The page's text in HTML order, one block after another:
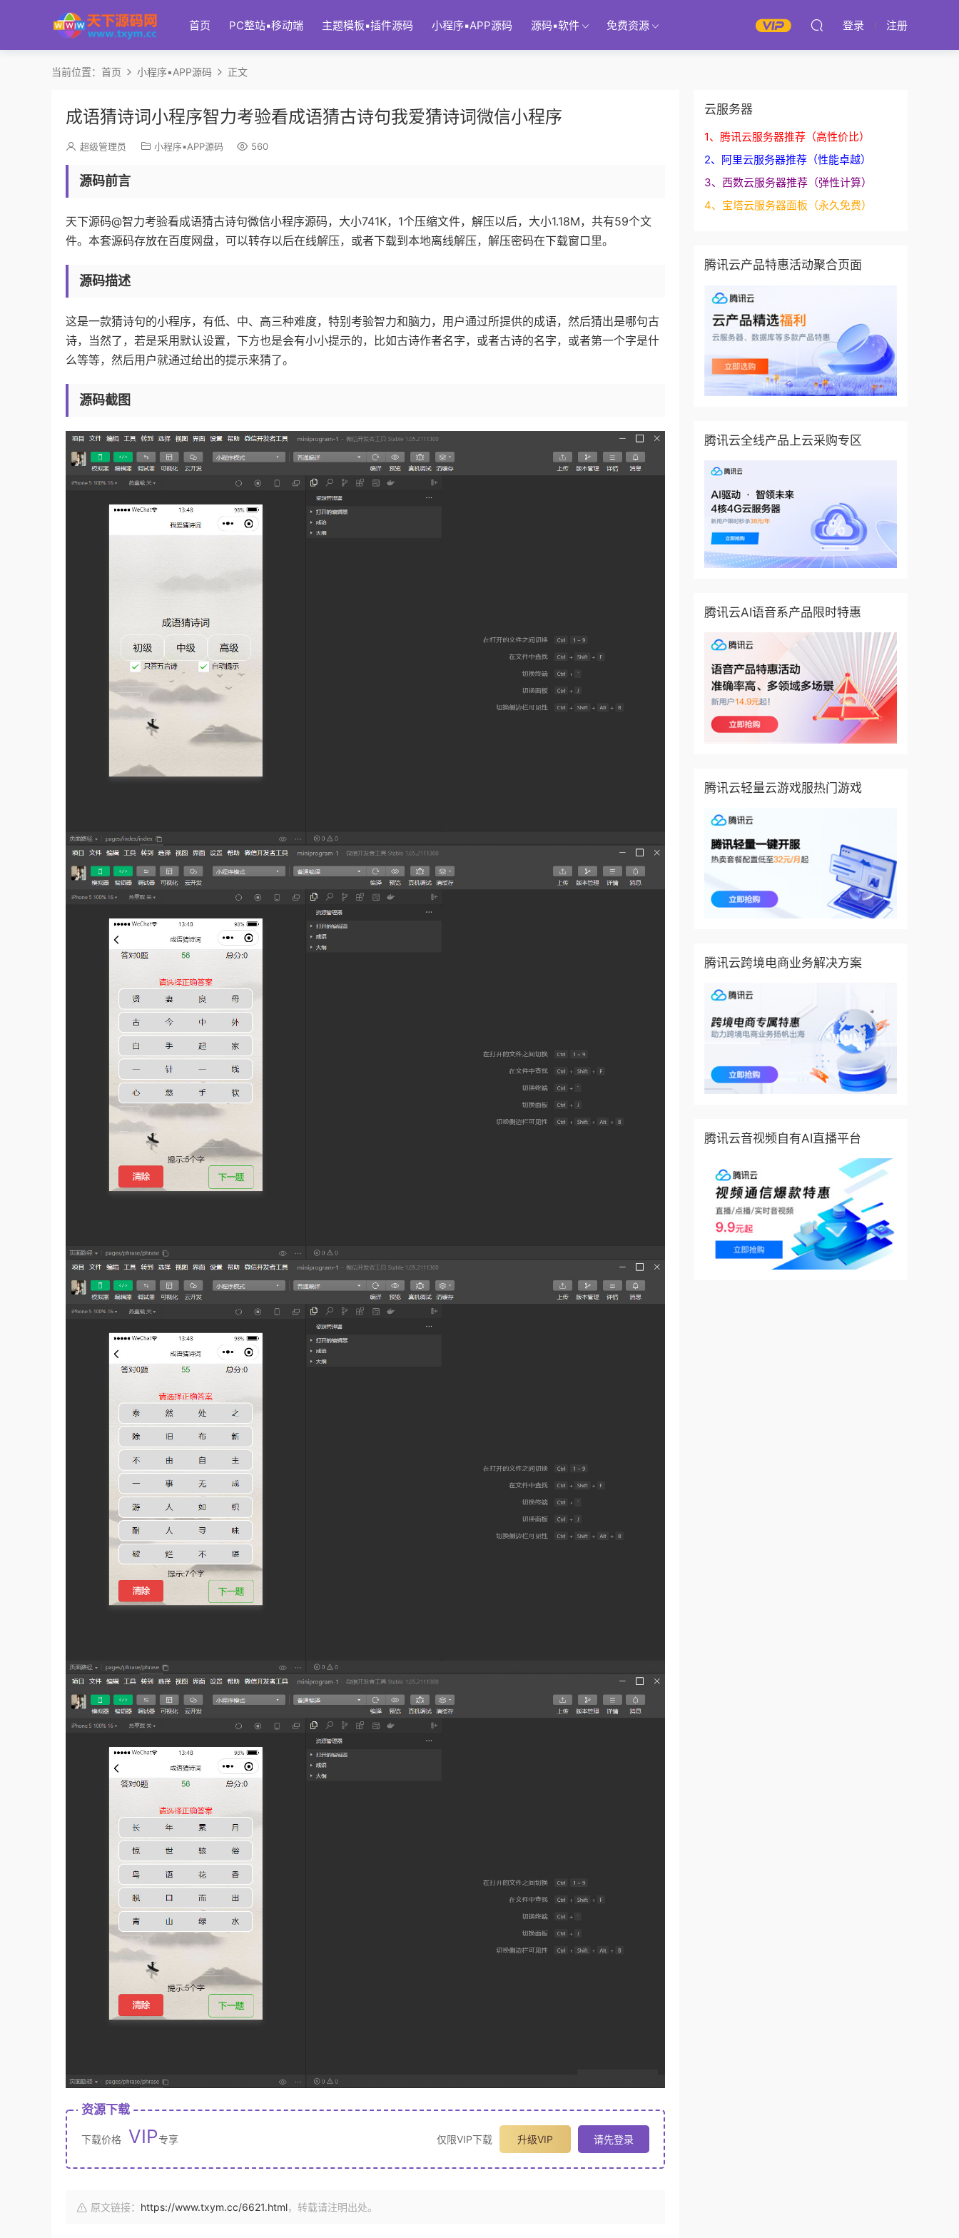
首页 PC整站▪移动端 主题模板▪插件源码 小程序▪APP源码 源码▪软件 免费资源 登录 注册
当前位置： 首页 小程序▪APP源码 正文
成语猜诗词小程序智力考验看成语猜古诗句我爱猜诗词微信小程序
超级管理员 小程序▪APP源码 560
源码前言
天下源码@智力考验看成语猜古诗句微信小程序源码，大小741K，1个压缩文件，解压以后，大小1.18M，共有59个文
件。本套源码存放在百度网盘，可以转存以后在线解压，或者下载到本地离线解压，解压密码在下载窗口里。
源码描述
这是一款猜诗句的小程序，有低、中、高三种难度，特别考验智力和脑力，用户通过所提供的成语，然后猜出是哪句古
诗，当然了，若是采用默认设置，下方也是会有小小提示的，比如古诗作者名字，或者古诗的名字，或者第一个字是什
么等等，然后用户就通过给出的提示来猜了。
源码截图
资源下载
下载价格 VIP专享 仅限VIP下载 升级VIP 请先登录
原文链接： https://www.txym.cc/6621.html，转载请注明出处。
云服务器
1、腾讯云服务器推荐（高性价比）
2、阿里云服务器推荐（性能卓越）
3、西数云服务器推荐（弹性计算）
4、宝塔云服务器面板（永久免费）
腾讯云产品特惠活动聚合页面
腾讯云全线产品上云采购专区
腾讯云AI语音系产品限时特惠
腾讯云轻量云游戏服热门游戏
腾讯云跨境电商业务解决方案
腾讯云音视频自有AI直播平台